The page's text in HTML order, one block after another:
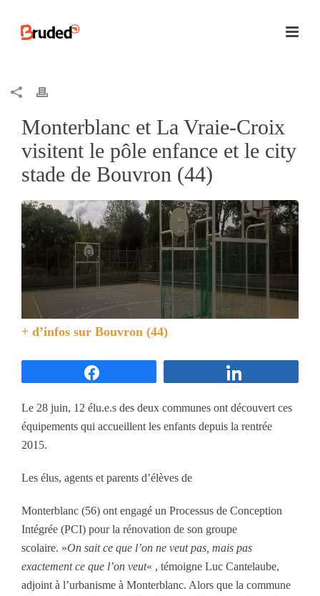
Monterblanc et La Vraie-Croix
visitent le pôle enfance et le city
stade de Bouvron (44)
+ d’infos sur Bouvron (44)
Le 28 juin, 12 élu.e.s des deux communes ont découvert ces
équipements qui accueillent les enfants depuis la rentrée
2015.
Les élus, agents et parents d’élèves de
Monterblanc (56) ont engagé un Processus de Conception
Intégrée (PCI) pour la rénovation de son groupe
scolaire. »On sait ce que l’on ne veut pas, mais pas
exactement ce que l’on veut« , témoigne Luc Cantelaube,
adjoint à l’urbanisme à Monterblanc. Alors que la commune